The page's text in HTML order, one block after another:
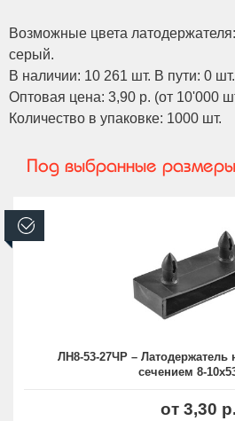
Возможные цвета
серый.
В наличии: 10 261 шт. В пути: 0 шт.
Оптовая цена: 3,90 р. (от 10'000
Количество в упаковке: 1000 шт.
Под выбранные
ЛН8-53-27ЧР – Латодержатель
сечением 8-
от 3,30 р.